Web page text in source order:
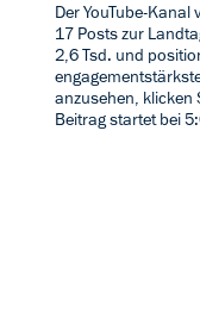
Der YouTube-Kanal
17 Posts zur
2,6 Tsd. und
anzusehen, klicken
Beitrag startet bei